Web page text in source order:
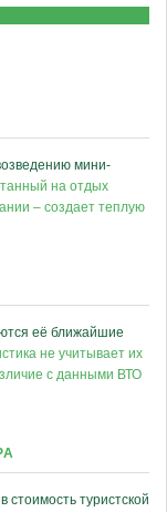
мини-
на отдых
– создает теплую
её ближайшие
не учитывает их
с данными ВТО
туристской